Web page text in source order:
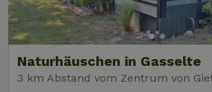
Naturhäuschen in Gasselte
3 km Abstand vom Zentrum von
_nhft_translations